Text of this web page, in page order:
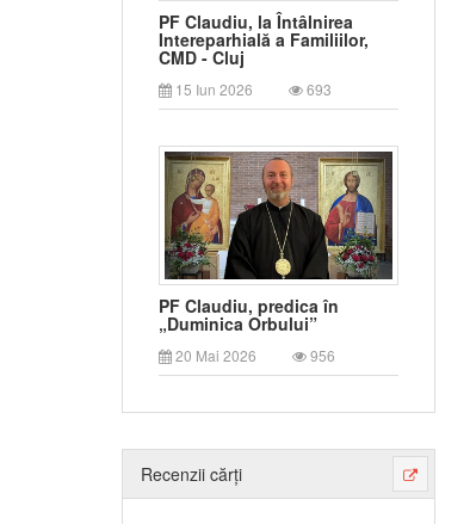
PF Claudiu, la Întâlnirea
Intereparhială a Familiilor,
CMD - Cluj
15 Iun 2026 693
PF Claudiu, predica în
„Duminica Orbului”
20 Mai 2026 956
Recenzii cărți